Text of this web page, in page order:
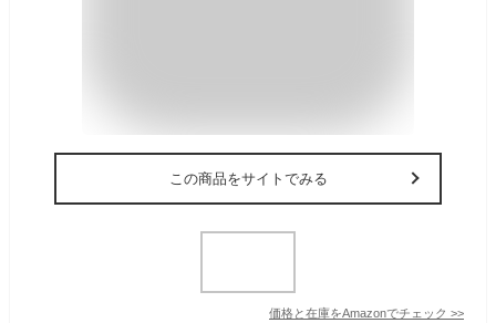
この商品をサイトでみる
価格と在庫をAmazonでチェック >>